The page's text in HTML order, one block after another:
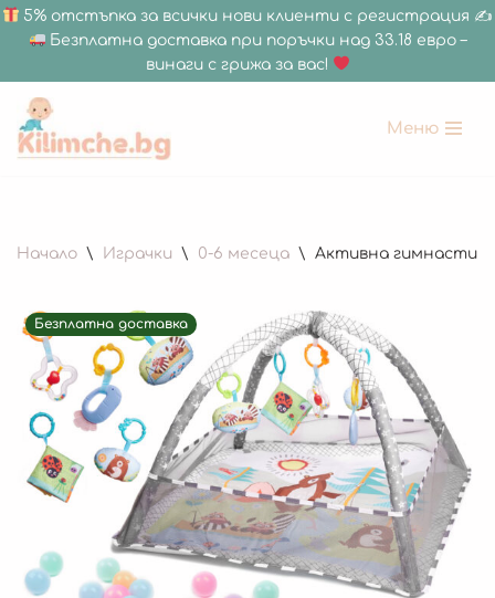
5% отстъпка за всички нови клиенти с регистрация ✍
Безплатна доставка при поръчки над 33.18 евро –
винаги с грижа за вас!
Продължете
Меню
Начало \ Играчки \ 0-6 месеца \ Активна гимнастика
Безплатна доставка